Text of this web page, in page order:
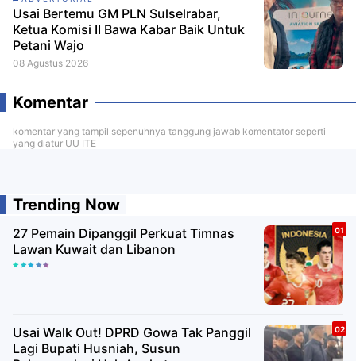
Usai Bertemu GM PLN Sulselrabar,
Ketua Komisi II Bawa Kabar Baik Untuk
Petani Wajo
08 Agustus 2026
Komentar
komentar yang tampil sepenuhnya tanggung jawab komentator seperti
yang diatur UU ITE
Trending Now
27 Pemain Dipanggil Perkuat Timnas
Lawan Kuwait dan Libanon
Usai Walk Out! DPRD Gowa Tak Panggil
Lagi Bupati Husniah, Susun